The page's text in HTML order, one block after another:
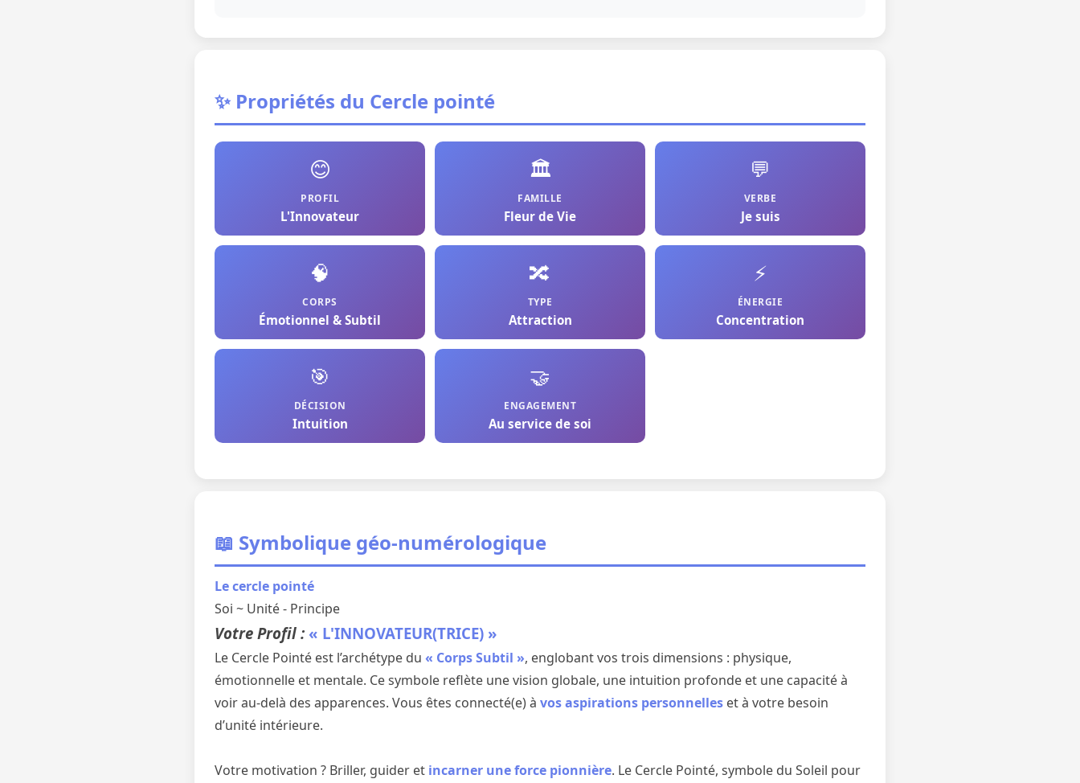
✨ Propriétés du Cercle pointé
😊
PROFIL
L'Innovateur
🏛️
FAMILLE
Fleur de Vie
💬
VERBE
Je suis
🧠
CORPS
Émotionnel & Subtil
🔀
TYPE
Attraction
⚡
ÉNERGIE
Concentration
🎯
DÉCISION
Intuition
🤝
ENGAGEMENT
Au service de soi
📖 Symbolique géo-numérologique
Le cercle pointé
Soi ~ Unité - Principe
Votre Profil : « L'INNOVATEUR(TRICE) »
Le Cercle Pointé est l’archétype du « Corps Subtil », englobant vos trois dimensions : physique,
émotionnelle et mentale. Ce symbole reflète une vision globale, une intuition profonde et une capacité à
voir au-delà des apparences. Vous êtes connecté(e) à vos aspirations personnelles et à votre besoin
d’unité intérieure.
Votre motivation ? Briller, guider et incarner une force pionnière. Le Cercle Pointé, symbole du Soleil pour